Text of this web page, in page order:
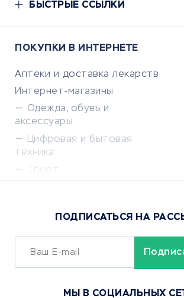
БЫСТРЫЕ ССЫЛКИ
ПОКУПКИ В ИНТЕРНЕТЕ
Аптеки и доставка лекарств
Интернет-магазины
Одежда, обувь и
аксессуары
Цифровая и бытовая
техника
Сервисы доставки
ОБУЧЕНИЕ И РАБОТА
ПОДПИСАТЬСЯ НА
МЫ В СОЦИАЛЬНЫХ